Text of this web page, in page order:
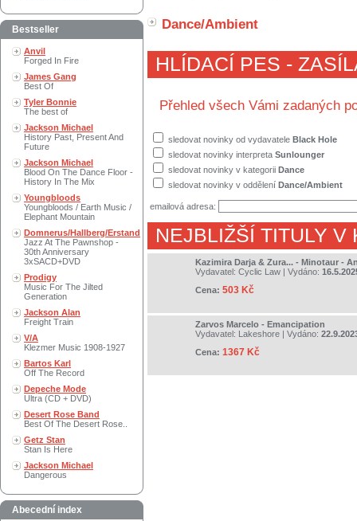
Bestseller
Anvil
Forged In Fire
James Gang
Best Of
Tyler Bonnie
The best of
Jackson Michael
History Past, Present And
Future
Jackson Michael
Blood On The Dance Floor -
History In The Mix
Youngbloods
Youngbloods / Earth Music /
Elephant Mountain
Domnerus/Hallberg/Erstand
Jazz At The Pawnshop -
30th Anniversary
3xSACD+DVD
Prodigy
Music For The Jilted
Generation
Jackson Alan
Freight Train
V/A
Klezmer Music 1908-1927
Bartos Karl
Off The Record
Depeche Mode
Ultra (CD + DVD)
Desert Rose Band
Best Of The Desert Rose..
Getz Stan
Stan Is Here
Jackson Michael
Dangerous
Abecední index
Dance/Ambient
HLÍDACÍ PES -
Přehled všech Vámi zadaných
sledovat novinky od vydavatele Black Hole
sledovat novinky interpreta Sunlounger
sledovat novinky v kategorii Dance
sledovat novinky v oddělení Dance/Ambient
emailová adresa:
NEJBLIŽŠÍ TITULY V
Kazimira Darja & Zura... - Minotaur -
Vydavatel: Cyclic Law | Vydáno:
Cena: 503 Kč
Zarvos Marcelo - Emancipation
Vydavatel: Lakeshore | Vydáno:
Cena: 1367 Kč